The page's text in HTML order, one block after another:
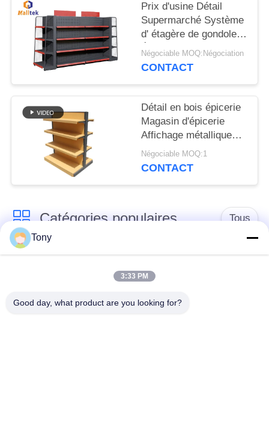
PRIVACY
POLICY
Prix d'usine Détail
Supermarché Système
d' étagère de gondole
Étagère de gondole 5
couches
Négociable MOQ:Négociation
CONTACT
Détail en bois épicerie
Magasin d'épicerie
Affichage métallique
Supermarché Racks
Étagère Pour le
Négociable MOQ:1
CONTACT
Catégories populaires Tous
chariot de achat à
panier d'achat du
supermarché
Cages de stockage
Tony
3:33 PM
Good day, what product are you looking for?